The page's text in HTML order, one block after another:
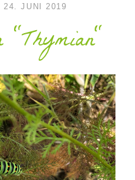
24. JUNI 2019
"Thymian"